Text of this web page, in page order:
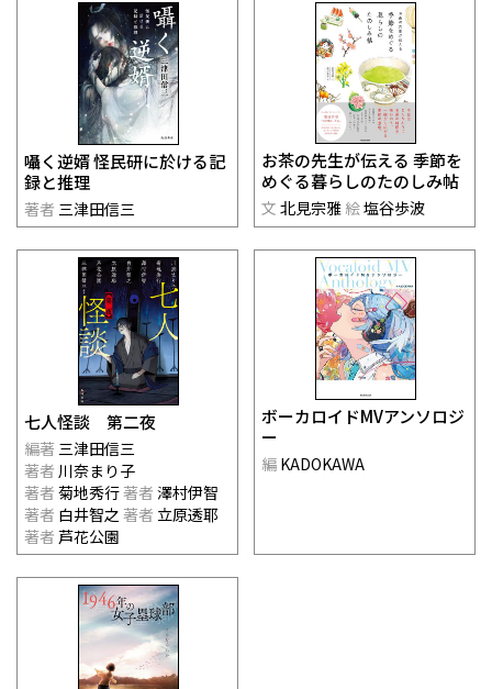
囁く逆婿 怪民研に於ける記
録と推理
著者 三津田信三
お茶の先生が伝える 季節を
めぐる暮らしのたのしみ帖
文 北見宗雅 絵塩谷歩波
七人怪談 第二夜
編著 三津田信三
著者 川奈まり子
著者 菊地秀行著者 澤村伊智
著者 白井智之 著者 立原透耶
著者 芦花公園
ボーカロイドMVアンソロジ
ー
編 KADOKAWA